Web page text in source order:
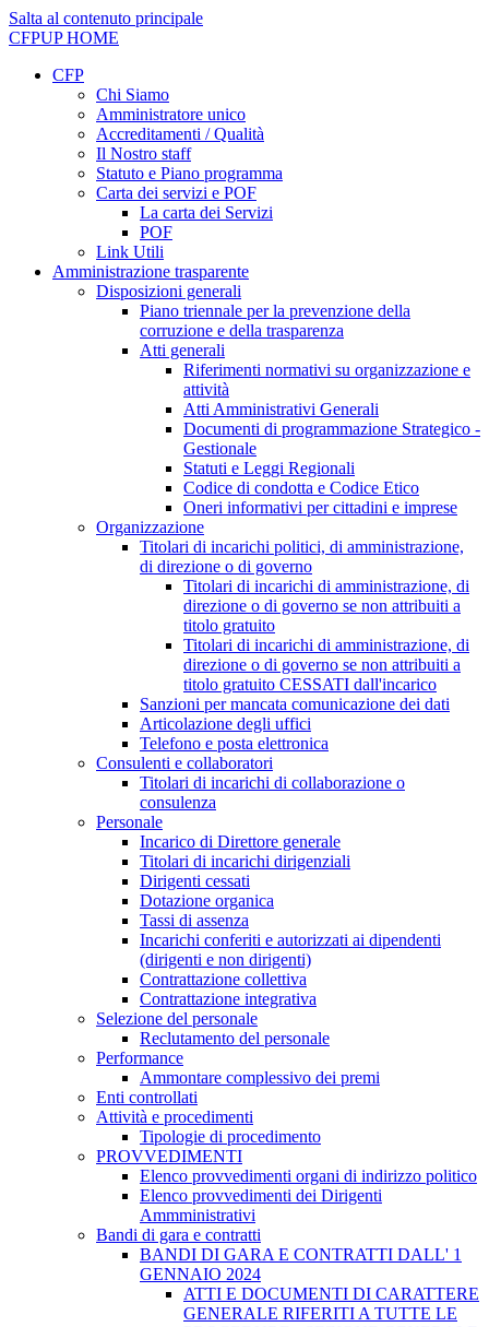
Salta al contenuto principale
CFPUPHOME
CFP
Chi Siamo
Amministratore unico
Accreditamenti / Qualità
Il Nostro staff
Statuto e Piano programma
Carta dei servizi e POF
La carta dei Servizi
POF
Link Utili
Amministrazione trasparente
Disposizioni generali
Piano triennale per la prevenzione della
corruzione e della trasparenza
Atti generali
Riferimenti normativi su organizzazione e
attività
Atti Amministrativi Generali
Documenti di programmazione Strategico -
Gestionale
Statuti e Leggi Regionali
Codice di condotta e Codice Etico
Oneri informativi per cittadini e imprese
Organizzazione
Titolari di incarichi politici, di amministrazione,
di direzione o di governo
Titolari di incarichi di amministrazione, di
direzione o di governo se non attribuiti a
titolo gratuito
Titolari di incarichi di amministrazione, di
direzione o di governo se non attribuiti a
titolo gratuito CESSATI dall'incarico
Sanzioni per mancata comunicazione dei dati
Articolazione degli uffici
Telefono e posta elettronica
Consulenti e collaboratori
Titolari di incarichi di collaborazione o
consulenza
Personale
Incarico di Direttore generale
Titolari di incarichi dirigenziali
Dirigenti cessati
Dotazione organica
Tassi di assenza
Incarichi conferiti e autorizzati ai dipendenti
(dirigenti e non dirigenti)
Contrattazione collettiva
Contrattazione integrativa
Selezione del personale
Reclutamento del personale
Performance
Ammontare complessivo dei premi
Enti controllati
Attività e procedimenti
Tipologie di procedimento
PROVVEDIMENTI
Elenco provvedimenti organi di indirizzo politico
Elenco provvedimenti dei Dirigenti
Ammministrativi
Bandi di gara e contratti
BANDI DI GARA E CONTRATTI DALL' 1
GENNAIO 2024
ATTI E DOCUMENTI DI CARATTERE
GENERALE RIFERITI A TUTTE LE